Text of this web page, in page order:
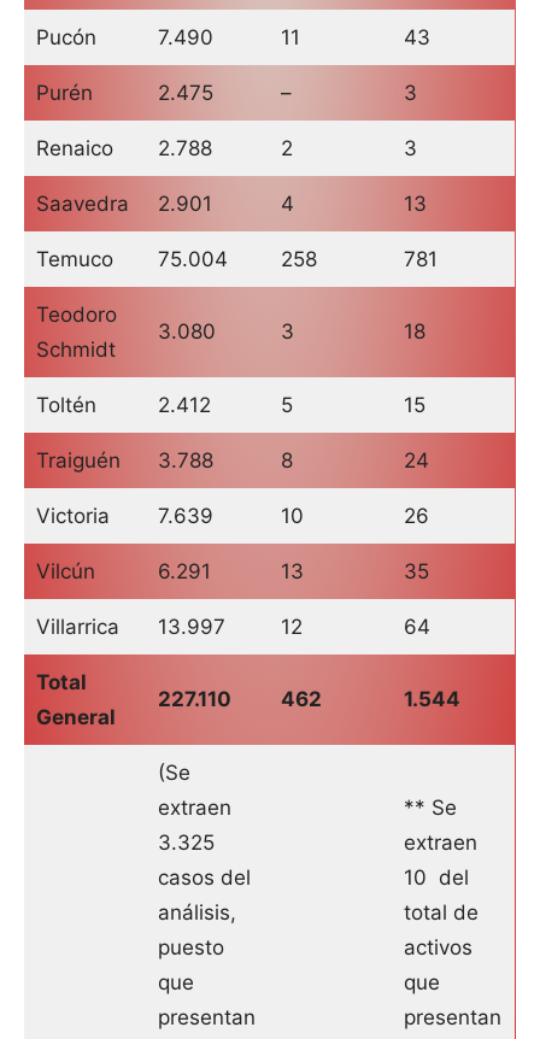
Pucón 7.490 11 43
Purén 2.475 – 3
Renaico 2.788 2 3
Saavedra 2.901 4 13
Temuco 75.004 258 781
Teodoro
Schmidt
3.080 3 18
Toltén 2.412 5 15
Traiguén 3.788 8 24
Victoria 7.639 10 26
Vilcún 6.291 13 35
Villarrica 13.997 12 64
Total
General
227.110 462 1.544
(Se
extraen
3.325
casos del
análisis,
puesto
que
presentan
** Se
extraen
10 del
total de
activos
que
presentan